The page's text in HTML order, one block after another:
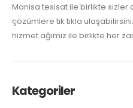
Manisa tesisat ile birlikte sizler
çözümlere tık tıkla
hizmet ağımız ile birlikte her
Kategoriler